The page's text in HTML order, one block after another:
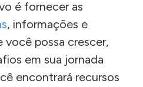
é fornecer as
, informações e
você possa crescer,
em sua jornada
encontrará recursos